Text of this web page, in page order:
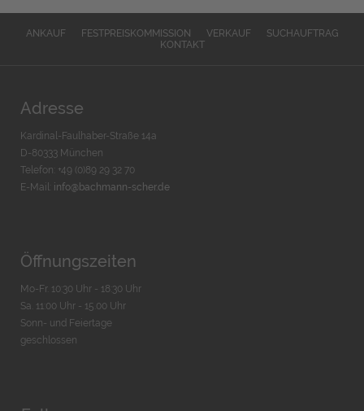
ANKAUF FESTPREISKOMMISSION VERKAUF
SUCHAUFTRAG
KONTAKT
Adresse
Kardinal-Faulhaber-Straße 14a
D-80333 München
Telefon: +49 (0)89 29 32 70
E-Mail: info@bachmann-scher.de
Öffnungszeiten
Mo-Fr. 10:30 Uhr - 18:30 Uhr
Sa. 11:00 Uhr - 15.00 Uhr
Sonn- und Feiertage
geschlossen